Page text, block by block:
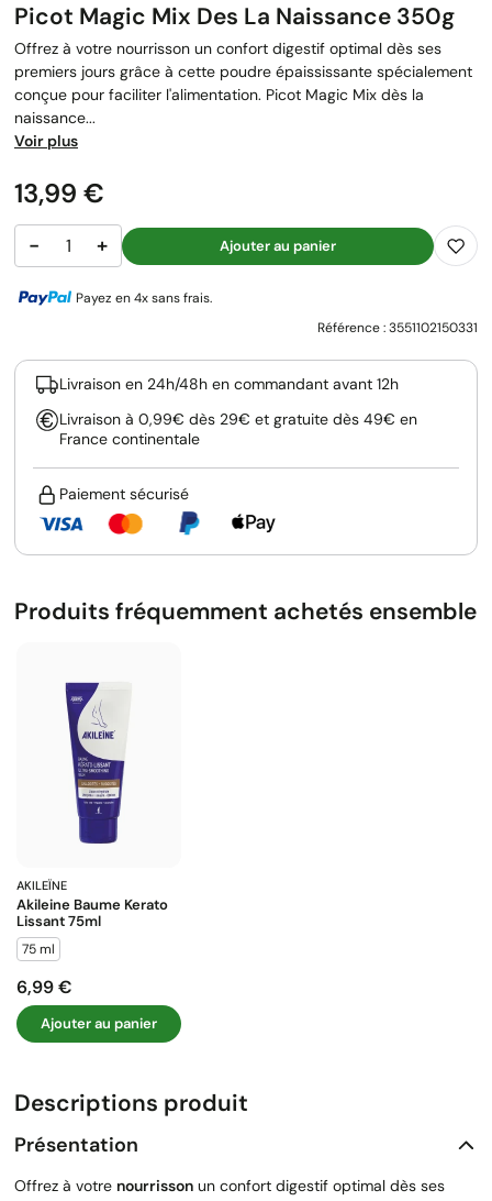
Picot Magic Mix Des La Naissance 350g
Offrez à votre nourrisson un confort digestif optimal dès ses
premiers jours grâce à cette poudre épaississante spécialement
conçue pour faciliter l'alimentation. Picot Magic Mix dès la
naissance...
Voir plus
Prix
13,99 €
− + Ajouter au panier
Payez en 4x sans frais.
Référence :3551102150331
Livraison en 24h/48h en commandant avant 12h
Livraison à 0,99€ dès 29€ et gratuite dès 49€ en
France continentale
Paiement sécurisé
Produits fréquemment achetés ensemble
AKILEÏNE
Akileine Baume Kerato
Lissant 75ml
75 ml
Prix
6,99 €
Ajouter au panier
Descriptions produit
Présentation
Offrez à votre nourrisson un confort digestif optimal dès ses